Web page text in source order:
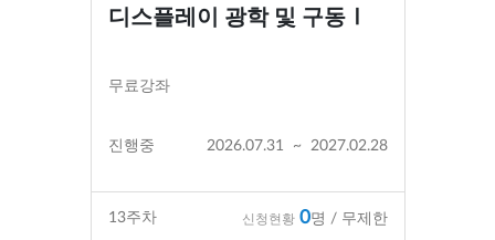
디스플레이 광학 및 구동Ⅰ
무료강좌
진행중 2026.07.31 ~ 2027.02.28
13주차 신청현황 0명 / 무제한